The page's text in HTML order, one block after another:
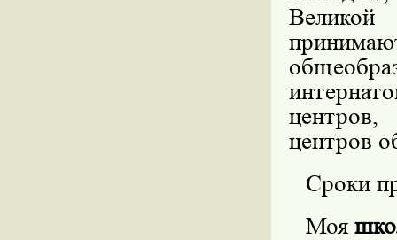
центров
Сроки
Моя